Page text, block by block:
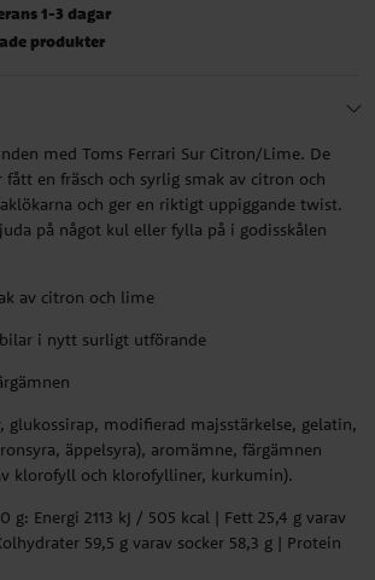
1-3 dagar
produkter
med Toms Ferrari Sur Citron/Lime. De
fått en fräsch och syrlig smak av citron och
och ger en riktigt uppiggande twist.
på något kul eller fylla på i godisskålen
av citron och lime
i nytt surligt utförande
glukossirap, modifierad majsstärkelse, gelatin,
äppelsyra), aromämne, färgämnen
klorofyll och klorofylliner, kurkumin).
g: Energi 2113 kJ / 505 kcal | Fett 25,4 g varav
59,5 g varav socker 58,3 g | Protein